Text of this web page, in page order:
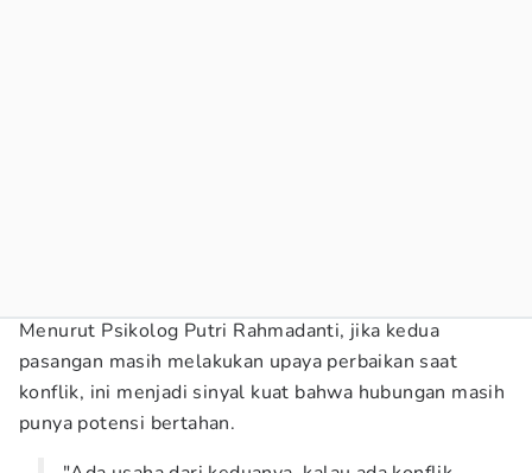
Menurut Psikolog Putri Rahmadanti, jika kedua
pasangan masih melakukan upaya perbaikan saat
konflik, ini menjadi sinyal kuat bahwa hubungan masih
punya potensi bertahan.